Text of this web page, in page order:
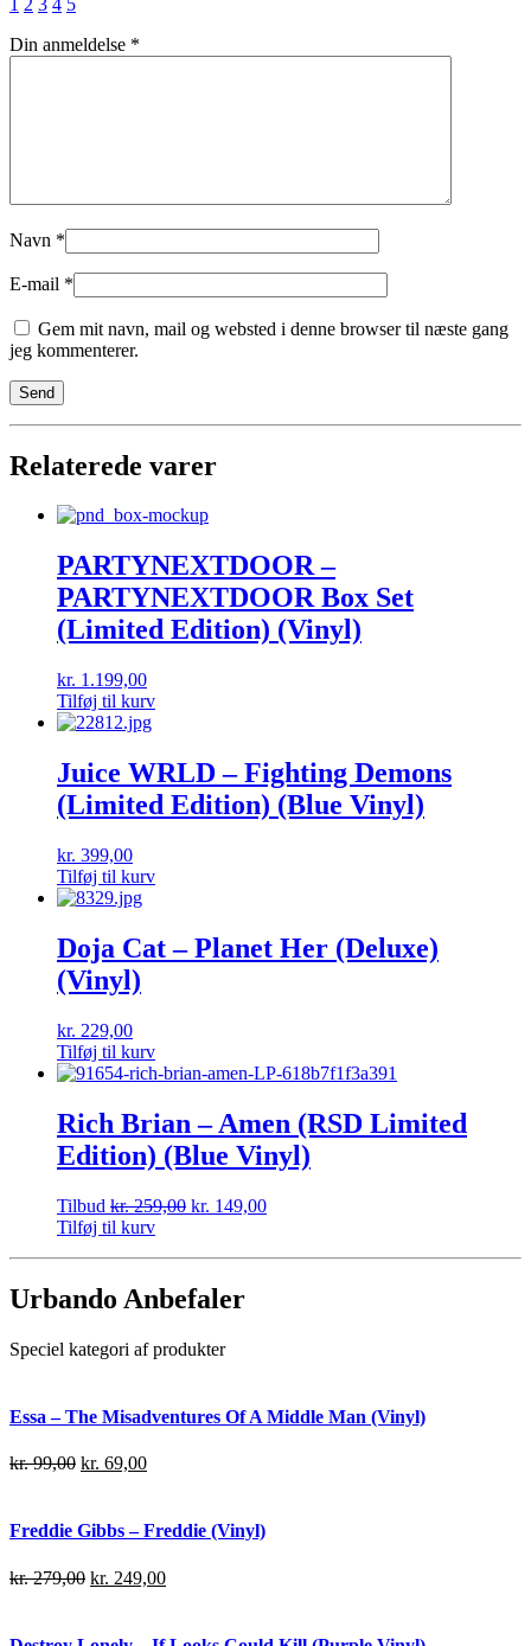
Din anmeldelse *
Navn *
E-mail *
Gem mit navn, mail og websted i denne browser til næste gang
jeg kommenterer.
Relaterede varer
PARTYNEXTDOOR –
PARTYNEXTDOOR Box Set
(Limited Edition) (Vinyl)
kr. 1.199,00
Tilføj til kurv
Juice WRLD – Fighting Demons
(Limited Edition) (Blue Vinyl)
kr. 399,00
Tilføj til kurv
Doja Cat – Planet Her (Deluxe)
(Vinyl)
kr. 229,00
Tilføj til kurv
Rich Brian – Amen (RSD Limited
Edition) (Blue Vinyl)
Tilbud kr.259,00 kr. 149,00
Tilføj til kurv
Urbando Anbefaler
Speciel kategori af produkter
Essa – The Misadventures Of A Middle Man (Vinyl)
kr.99,00 kr. 69,00
Freddie Gibbs – Freddie (Vinyl)
kr.279,00 kr. 249,00